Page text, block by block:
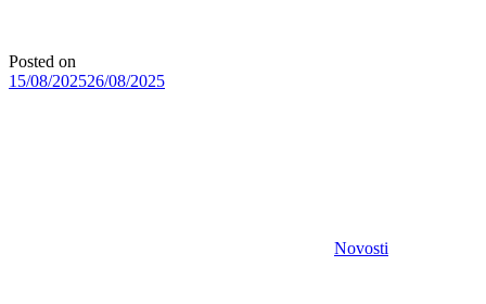
Posted on
15/08/202526/08/2025
Novosti